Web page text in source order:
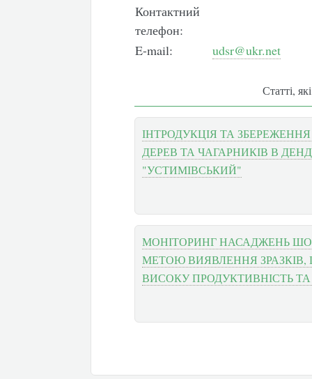
Контактний
телефон:
E-mail:
udsr@ukr.net
Статті,
ІНТРОДУКЦІЯ ТА
ДЕРЕВ ТА ЧАГАРНИКІВ В
"УСТИМІВСЬКИЙ"
МОНІТОРИНГ НАСАДЖЕНЬ
МЕТОЮ ВИЯВЛЕННЯ
ВИСОКУ ПРОДУКТИВНІСТЬ